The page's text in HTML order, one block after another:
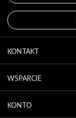
KONTAKT
WSPARCIE
KONTO